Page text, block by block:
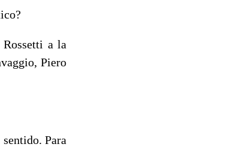
a la
Piero
Para